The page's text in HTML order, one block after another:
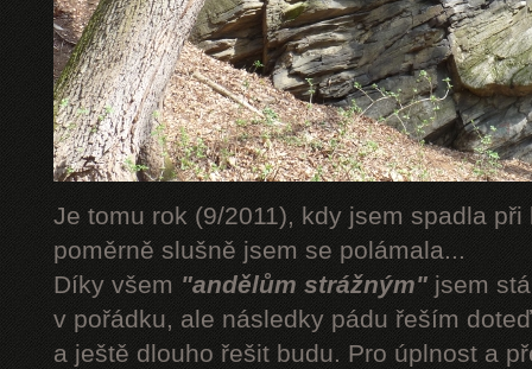
Je tomu rok (9/2011), kdy jsem spadla
poměrně slušně jsem se polámala...
Díky všem "andělům strážným" jsem
v pořádku, ale následky pádu řeším doteď
a ještě dlouho řešit budu. Pro úplnost a